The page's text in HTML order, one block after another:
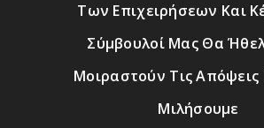
Των Επιχειρήσεων Και
Σύμβουλοί Μας Θα
Μοιραστούν Τις Απόψεις
Μιλήσουμε